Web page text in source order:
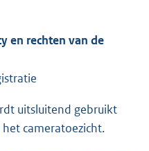
en rechten van de
uitsluitend gebruikt
cameratoezicht.